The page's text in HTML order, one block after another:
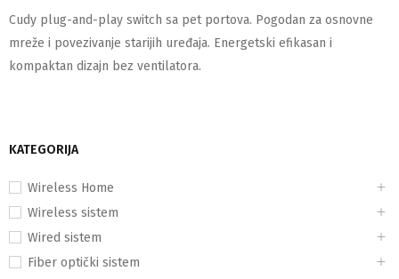
KATEGORIJA
Wireless Home
Wireless sistem
Wired sistem
Fiber optički sistem
Cudy plug-and-play switch sa pet portova. Pogodan za osnovne
mreže i povezivanje starijih uređaja. Energetski efikasan i
kompaktan dizajn bez ventilatora.